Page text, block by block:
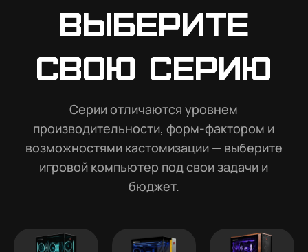
Выберите
свою серию
Серии отличаются уровнем
производительности, форм-фактором и
возможностями кастомизации — выберите
игровой компьютер под свои задачи и
бюджет.